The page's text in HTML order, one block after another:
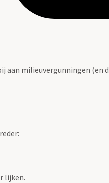
aan milieuvergunningen (en
lijken.